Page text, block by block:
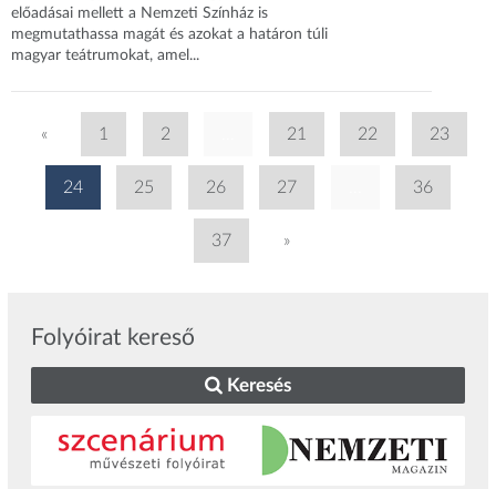
előadásai mellett a Nemzeti Színház is
megmutathassa magát és azokat a határon túli
magyar teátrumokat, amel...
« 1 2 21 22 23
24 25 26 27 36
37 »
Folyóirat kereső
Keresés